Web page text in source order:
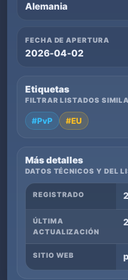
Alemania
FECHA DE APERTURA
2026-04-02
Etiquetas
FILTRAR LISTADOS
#PvP #EU
Más detalles
DATOS TÉCNICOS Y DEL
REGISTRADO
ÚLTIMA
ACTUALIZACIÓN
SITIO WEB